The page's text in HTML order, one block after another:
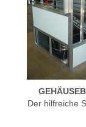
Der hilfreiche